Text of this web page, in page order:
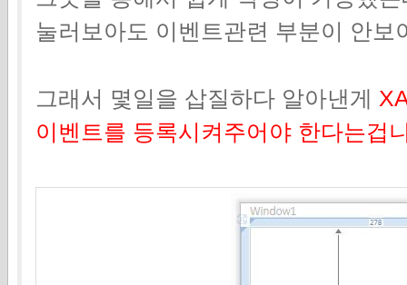
눌러보아도 이벤트관련 부분이 안보
그래서 몇일을 삽질하다 알아낸게
이벤트를 등록시켜주어야 한다는겁